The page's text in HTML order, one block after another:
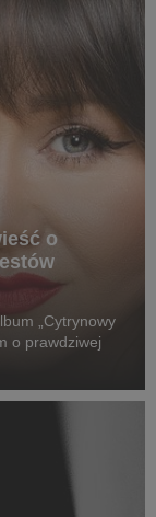
o
„Cytrynowy
o prawdziwej